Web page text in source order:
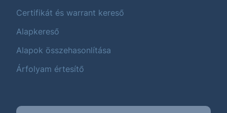
Certifikát és warrant kereső
Alapkereső
Alapok összehasonlítása
Árfolyam értesítő